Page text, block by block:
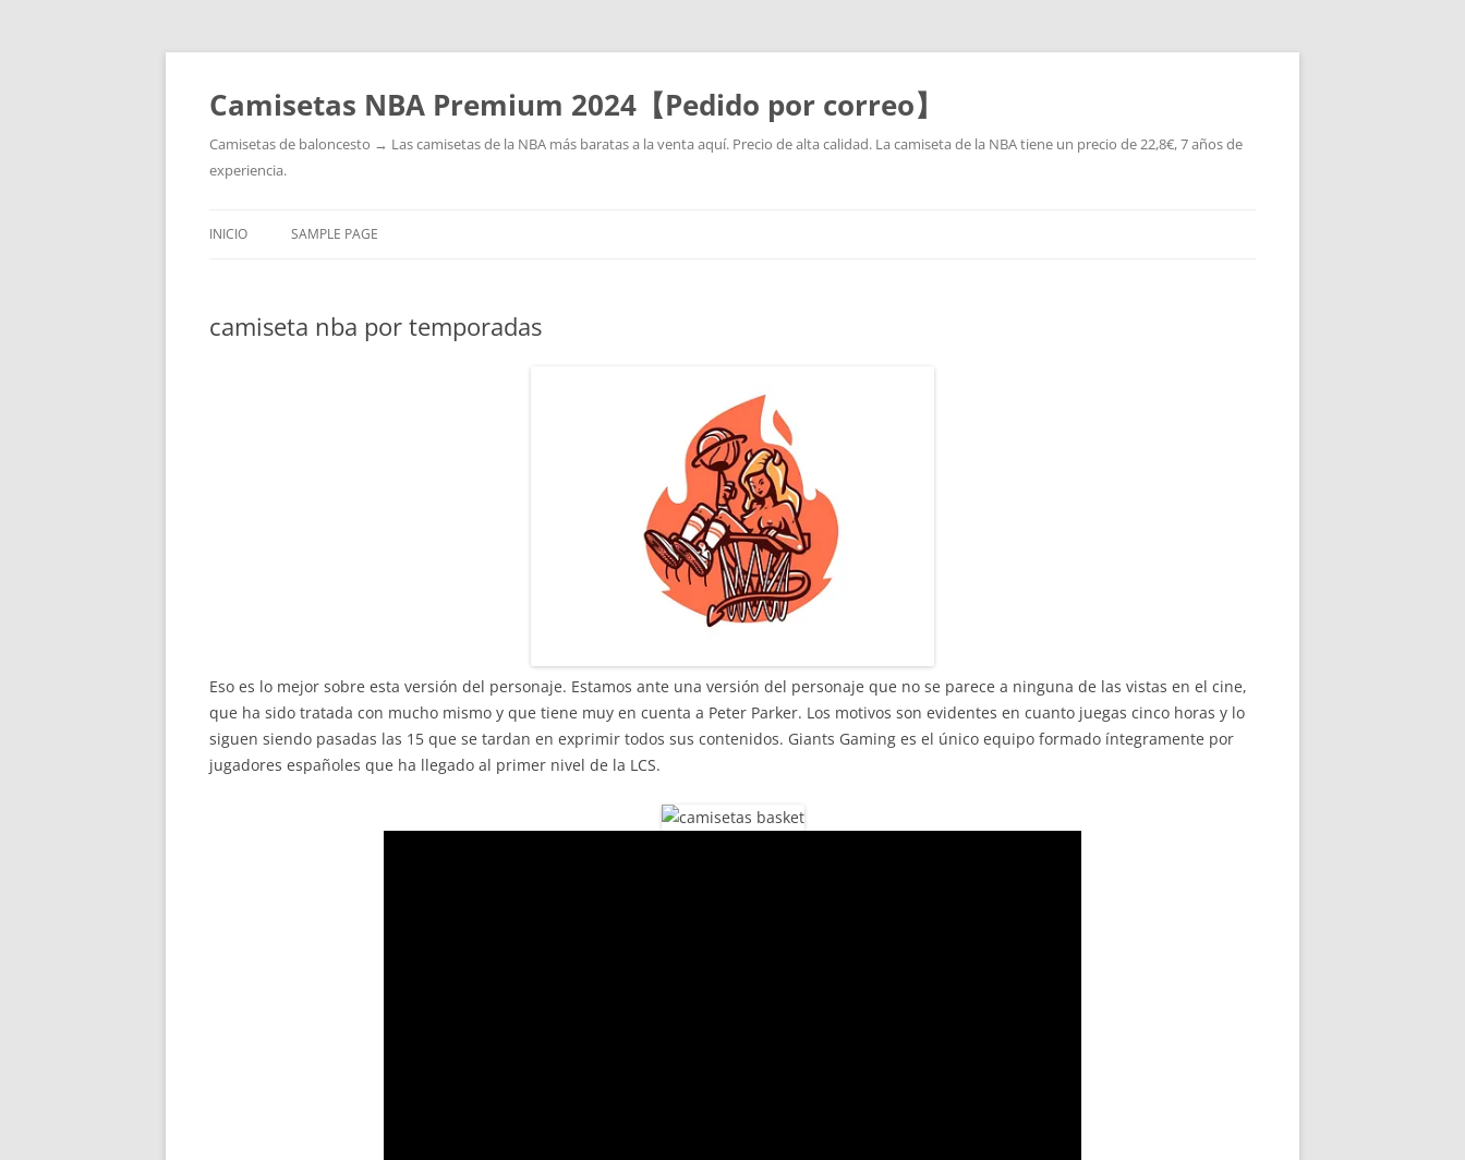
Camisetas NBA Premium 2024【Pedido por correo】
Camisetas de baloncesto → Las camisetas de la NBA más baratas a la venta aquí. Precio de alta calidad. La camiseta de la NBA tiene un precio de 22,8€, 7 años de
experiencia.
INICIO SAMPLE PAGE
camiseta nba por temporadas
Eso es lo mejor sobre esta versión del personaje. Estamos ante una versión del personaje que no se parece a ninguna de las vistas en el cine,
que ha sido tratada con mucho mismo y que tiene muy en cuenta a Peter Parker. Los motivos son evidentes en cuanto juegas cinco horas y lo
siguen siendo pasadas las 15 que se tardan en exprimir todos sus contenidos. Giants Gaming es el único equipo formado íntegramente por
jugadores españoles que ha llegado al primer nivel de la LCS.